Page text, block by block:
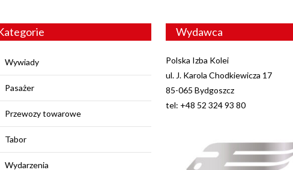
Wywiady
Pasażer
Przewozy towarowe
Tabor
Wydarzenia
Wydawca
Polska Izba Kolei
ul. J. Karola Chodkiewicza 17
85-065 Bydgoszcz
tel: +48 52 324 93 80